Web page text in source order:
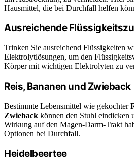
Hausmittel, die bei Durchfall helfen
Ausreichende
Trinken Sie ausreichend Flüssigkeiten
Elektrolytlösungen, um den
Körper mit wichtigen Elektrolyten zu
Reis, Bananen und Zwieback
Bestimmte Lebensmittel wie gekochter
Zwieback können den Stuhl eindicken
Wirkung auf den Magen-Darm-Trakt
Optionen bei Durchfall.
Heidelbeertee